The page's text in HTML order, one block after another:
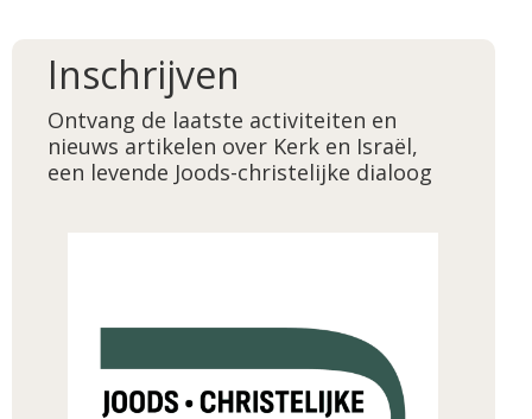
Inschrijven
Ontvang de laatste activiteiten en
nieuws artikelen over Kerk en Israël,
een levende Joods-christelijke dialoog